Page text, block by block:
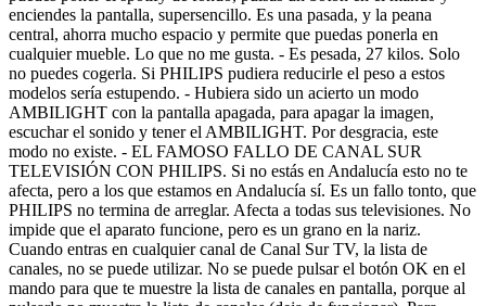
enciendes la pantalla, supersencillo. Es una pasada, y la peana
central, ahorra mucho espacio y permite que puedas ponerla en
cualquier mueble. Lo que no me gusta. - Es pesada, 27 kilos. Solo
no puedes cogerla. Si PHILIPS pudiera reducirle el peso a estos
modelos sería estupendo. - Hubiera sido un acierto un modo
AMBILIGHT con la pantalla apagada, para apagar la imagen,
escuchar el sonido y tener el AMBILIGHT. Por desgracia, este
modo no existe. - EL FAMOSO FALLO DE CANAL SUR
TELEVISIÓN CON PHILIPS. Si no estás en Andalucía esto no te
afecta, pero a los que estamos en Andalucía sí. Es un fallo tonto, que
PHILIPS no termina de arreglar. Afecta a todas sus televisiones. No
impide que el aparato funcione, pero es un grano en la nariz.
Cuando entras en cualquier canal de Canal Sur TV, la lista de
canales, no se puede utilizar. No se puede pulsar el botón OK en el
mando para que te muestre la lista de canales en pantalla, porque al